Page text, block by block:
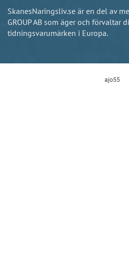
SkanesNaringsliv.se är en del av
GROUP AB som äger och förvaltar
tidningsvarumärken i Europa.
ajo55